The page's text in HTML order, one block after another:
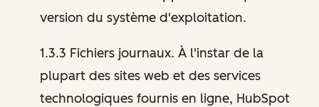
version du système d'exploitation.
1.3.3 Fichiers journaux. À l'instar de la
plupart des sites web et des services
technologiques fournis en ligne, HubSpot